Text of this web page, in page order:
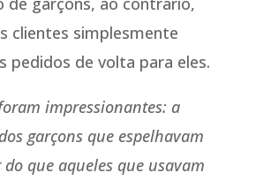
clientes simplesmente
pedidos de volta para eles.
impressionantes: a
garçons que espelhavam
que aqueles que usavam